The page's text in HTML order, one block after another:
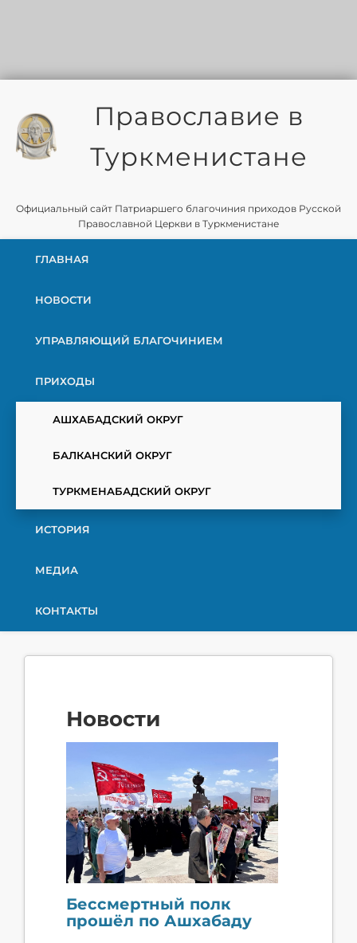
Православие в
Туркменистане
Официальный сайт Патриаршего благочиния приходов Русской
Православной Церкви в Туркменистане
ГЛАВНАЯ
НОВОСТИ
УПРАВЛЯЮЩИЙ БЛАГОЧИНИЕМ
ПРИХОДЫ
АШХАБАДСКИЙ ОКРУГ
БАЛКАНСКИЙ ОКРУГ
ТУРКМЕНАБАДСКИЙ ОКРУГ
ИСТОРИЯ
МЕДИА
КОНТАКТЫ
Новости
Бессмертный полк
прошёл по Ашхабаду